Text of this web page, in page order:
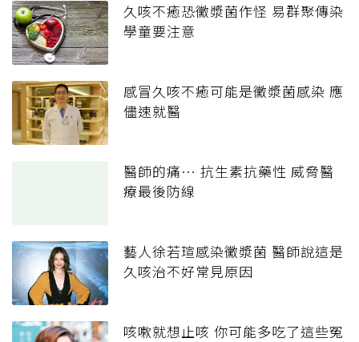
久咳不癒恐黴漿菌作怪 易群聚傳染
學童要注意
感冒久咳不癒可能是黴漿菌感染 應
儘速就醫
醫師的痛… 抗生素抗藥性 威脅醫
療最後防線
藝人徐若瑄感染黴漿菌 醫師說這是
久咳治不好常見原因
咳嗽就想止咳 你可能多吃了這些冤